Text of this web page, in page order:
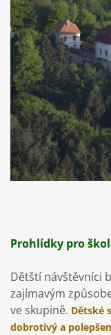
Prohlídky pro
Dětští návštěvníci
zajímavým
ve skupině. Dětské
dobrotivý a